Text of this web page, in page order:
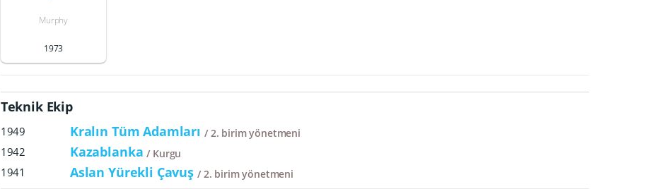
Murphy
1973
Teknik Ekip
1949 Kralın Tüm Adamları 2. birim yönetmeni
1942 Kazablanka Kurgu
1941 Aslan Yürekli Çavuş 2. birim yönetmeni